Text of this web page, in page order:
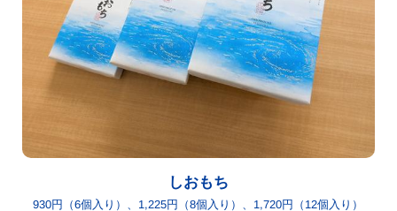
しおもち
930円（6個入り）、1,225円（8個入り）、1,720円（12個入り）